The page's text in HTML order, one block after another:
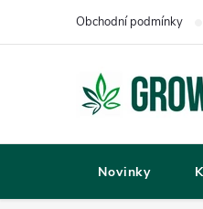
Obchodní podmínky
Novinky